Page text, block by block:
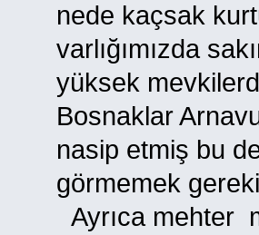
nede kaçsak
varlığımızda
yüksek
Bosnaklar
nasip etmiş bu
görmemek
Ayrıca mehter